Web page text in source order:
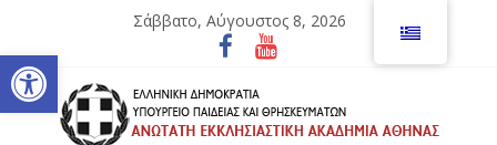
Ανοίξτε τη γραμμή εργαλείων
περιεχόμενο
Σάββατο, Αύγουστος 8, 2026